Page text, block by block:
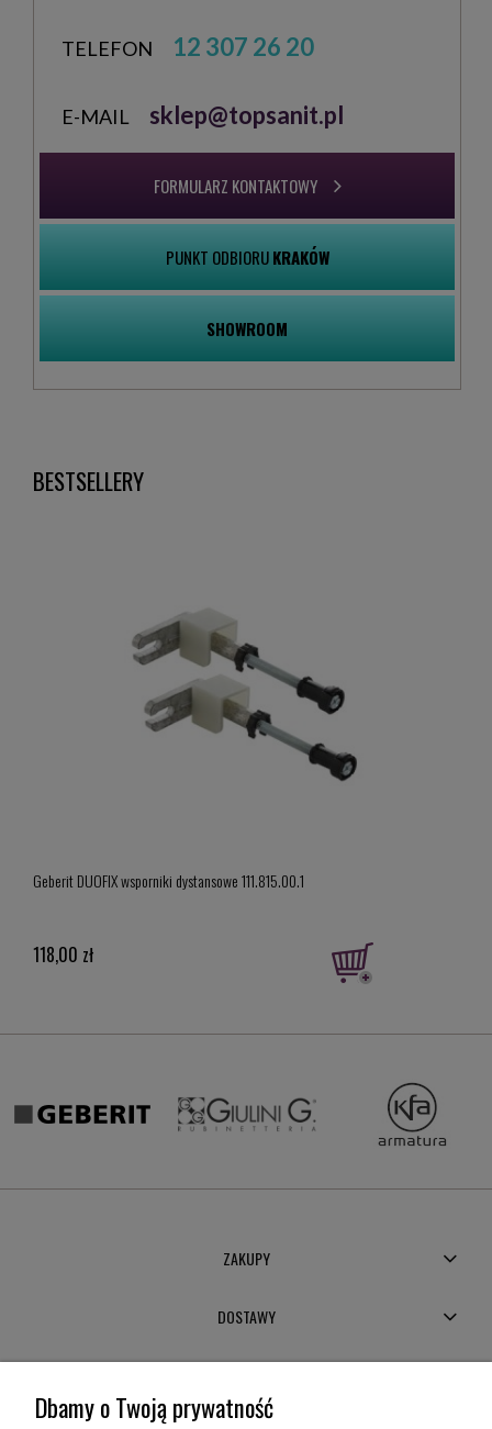
TELEFON 12 307 26 20
E-MAIL sklep@topsanit.pl
FORMULARZ KONTAKTOWY
PUNKT ODBIORUKRAKÓW
SHOWROOM
BESTSELLERY
Geberit DUOFIX wsporniki dystansowe 111.815.00.1
118,00 zł
ZAKUPY
DOSTAWY
Dbamy o Twoją prywatność